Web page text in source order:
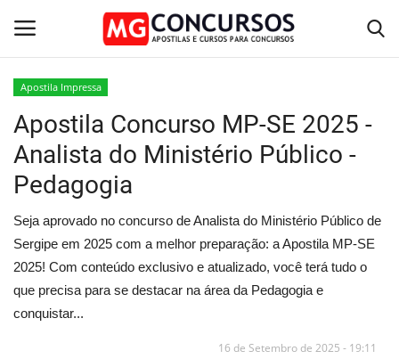
Home
Apostilas PDF
Apostila Impressa
Cursos Online
Combo Apostilas
Apostila Impressa
Apostila Concurso MP-SE 2025 -
Analista do Ministério Público -
Pedagogia
Seja aprovado no concurso de Analista do Ministério Público de
Sergipe em 2025 com a melhor preparação: a Apostila MP-SE
2025! Com conteúdo exclusivo e atualizado, você terá tudo o
que precisa para se destacar na área da Pedagogia e
conquistar...
16 de Setembro de 2025 - 19:11